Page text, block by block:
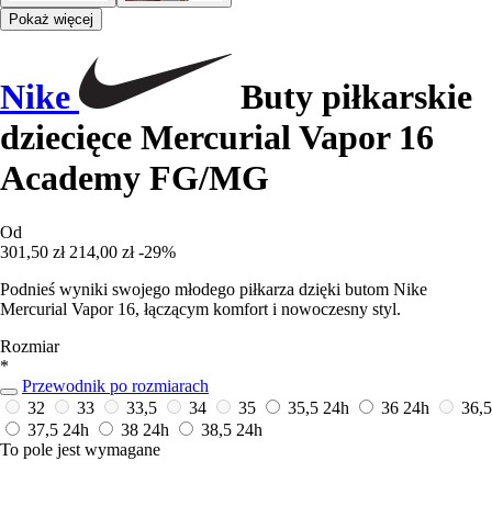
Pokaż więcej
Nike
Buty piłkarskie
dziecięce Mercurial Vapor 16
Academy FG/MG
Od
301,50 zł 214,00 zł -29%
Podnieś wyniki swojego młodego piłkarza dzięki butom Nike
Mercurial Vapor 16, łączącym komfort i nowoczesny styl.
Rozmiar
*
Przewodnik po rozmiarach
32
33 33,5 34 35 35,5 24h 36 24h
36,5
37,5 24h 38 24h 38,5 24h
To pole jest wymagane